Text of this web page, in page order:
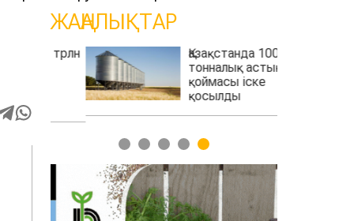
ЖАҢАЛЫҚТАР
Қазақстанда 100 мың
тонналық астық
қоймасы іске
қосылды
1 2 3 4 5